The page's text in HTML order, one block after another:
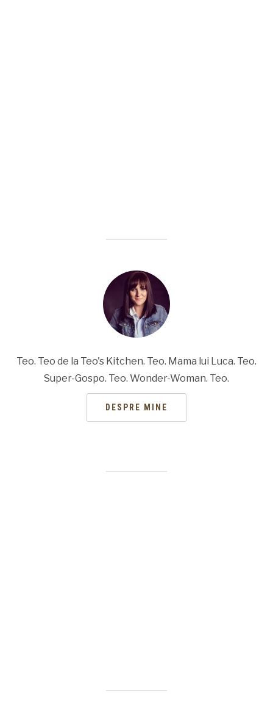
Teo. Teo de la Teo's Kitchen. Teo. Mama lui Luca. Teo.
Super-Gospo. Teo. Wonder-Woman. Teo.
DESPRE MINE